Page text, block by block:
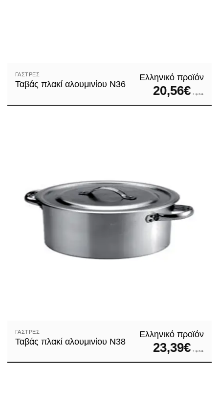
ΓΆΣΤΡΕΣ
Ταβάς πλακί αλουμινίου N36
Ελληνικό προϊόν
20,56€ + φ.π.α.
ΓΆΣΤΡΕΣ
Ταβάς πλακί αλουμινίου N38
Ελληνικό προϊόν
23,39€ + φ.π.α.